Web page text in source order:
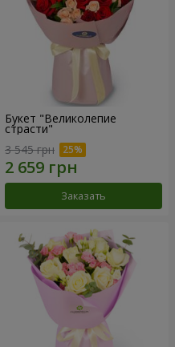
Букет "Великолепие
страсти"
3 545 грн
Заказать